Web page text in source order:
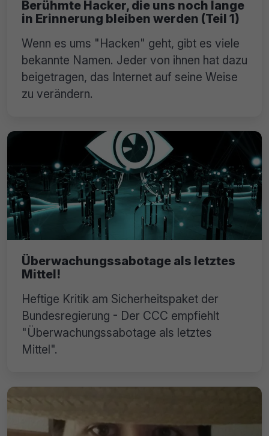
Berühmte Hacker, die uns noch lange
in Erinnerung bleiben werden (Teil 1)
Wenn es ums "Hacken" geht, gibt es viele
bekannte Namen. Jeder von ihnen hat dazu
beigetragen, das Internet auf seine Weise
zu verändern.
Überwachungssabotage als letztes
Mittel!
Heftige Kritik am Sicherheitspaket der
Bundesregierung - Der CCC empfiehlt
"Überwachungssabotage als letztes
Mittel".